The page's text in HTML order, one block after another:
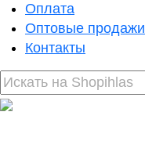
Оплата
Оптовые продажи
Контакты